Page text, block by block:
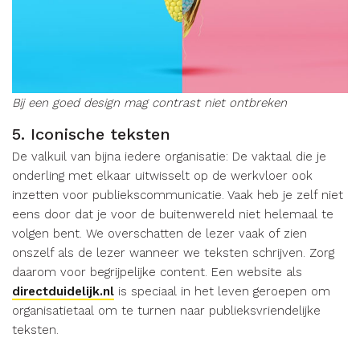
Bij een goed design mag contrast niet ontbreken
5. Iconische teksten
De valkuil van bijna iedere organisatie: De vaktaal die je
onderling met elkaar uitwisselt op de werkvloer ook
inzetten voor publiekscommunicatie. Vaak heb je zelf niet
eens door dat je voor de buitenwereld niet helemaal te
volgen bent. We overschatten de lezer vaak of zien
onszelf als de lezer wanneer we teksten schrijven. Zorg
daarom voor begrijpelijke content. Een website als
directduidelijk.nl is speciaal in het leven geroepen om
organisatietaal om te turnen naar publieksvriendelijke
teksten.